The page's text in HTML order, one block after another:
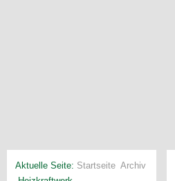
Aktuelle Seite: Startseite Archiv